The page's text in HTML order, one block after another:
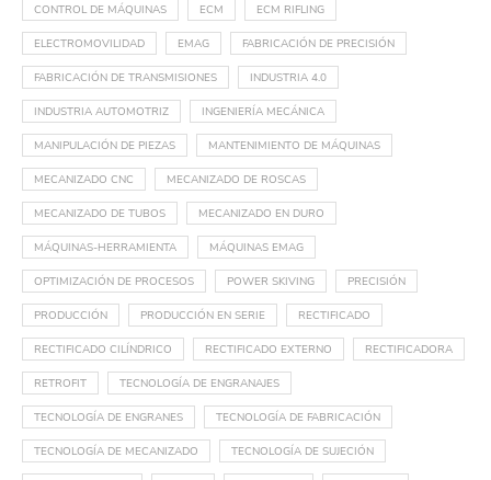
CONTROL DE MÁQUINAS ECM ECM RIFLING
ELECTROMOVILIDAD EMAG FABRICACIÓN DE PRECISIÓN
FABRICACIÓN DE TRANSMISIONES INDUSTRIA 4.0
INDUSTRIA AUTOMOTRIZ INGENIERÍA MECÁNICA
MANIPULACIÓN DE PIEZAS MANTENIMIENTO DE MÁQUINAS
MECANIZADO CNC MECANIZADO DE ROSCAS
MECANIZADO DE TUBOS MECANIZADO EN DURO
MÁQUINAS-HERRAMIENTA MÁQUINAS EMAG
OPTIMIZACIÓN DE PROCESOS POWER SKIVING PRECISIÓN
PRODUCCIÓN PRODUCCIÓN EN SERIE RECTIFICADO
RECTIFICADO CILÍNDRICO RECTIFICADO EXTERNO RECTIFICADORA
RETROFIT TECNOLOGÍA DE ENGRANAJES
TECNOLOGÍA DE ENGRANES TECNOLOGÍA DE FABRICACIÓN
TECNOLOGÍA DE MECANIZADO TECNOLOGÍA DE SUJECIÓN